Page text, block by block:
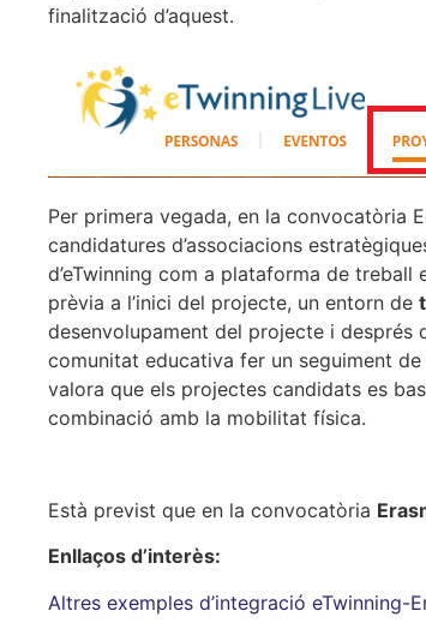
finalització d’aquest.
Per primera vegada, en la convocatòria
candidatures d’associacions
d’eTwinning com a plataforma de
prèvia a l’inici del projecte, un entorn de
desenvolupament del projecte i
comunitat educativa fer un seguiment
valora que els projectes candidats es
combinació amb la mobilitat física.
Està previst que en la convocatòria
Enllaços d’interès:
Altres exemples d’integració eTwinning-